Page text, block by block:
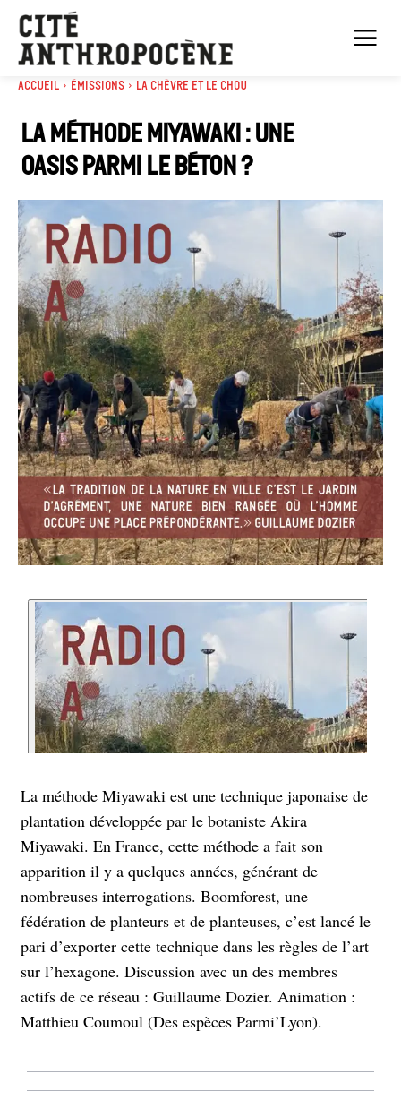
Accueil Émissions La chèvre et le chou
La méthode Miyawaki : une
oasis parmi le béton ?
La méthode Miyawaki est une technique japonaise de
plantation développée par le botaniste Akira
Miyawaki. En France, cette méthode a fait son
apparition il y a quelques années, générant de
nombreuses interrogations. Boomforest, une
fédération de planteurs et de planteuses, c’est lancé le
pari d’exporter cette technique dans les règles de l’art
sur l’hexagone. Discussion avec un des membres
actifs de ce réseau : Guillaume Dozier. Animation :
Matthieu Coumoul (Des espèces Parmi’Lyon).